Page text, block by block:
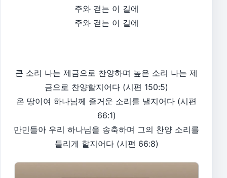
주와 걷는 이 길에
주와 걷는 이 길에
큰 소리 나는 제금으로 찬양하며 높은 소리 나는 제
금으로 찬양할지어다 (시편 150:5)
온 땅이여 하나님께 즐거운 소리를 낼지어다 (시편
66:1)
만민들아 우리 하나님을 송축하며 그의 찬양 소리를
들리게 할지어다 (시편 66:8)